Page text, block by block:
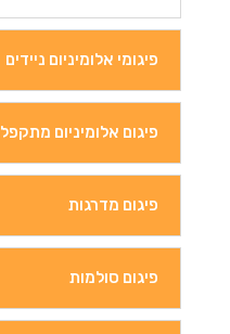
פיגומי אלומיניום ניידים
פיגום אלומיניום מתקפל
פיגום מדרגות
פיגום סולמות